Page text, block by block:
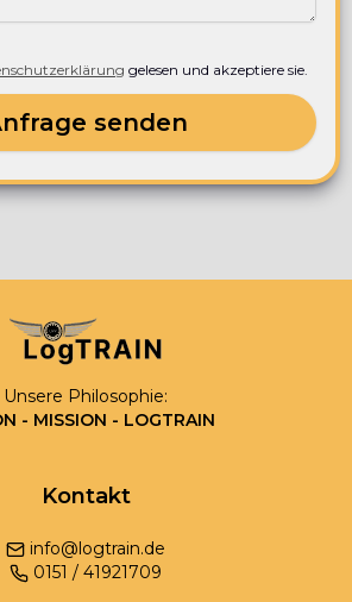
gelesen und akzeptiere sie.
senden
Unsere Philosophie:
- MISSION - LOGTRAIN
Kontakt
info@logtrain.de
0151 / 41921709